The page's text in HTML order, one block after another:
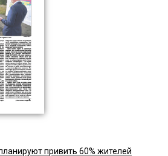
привить 60% жителей